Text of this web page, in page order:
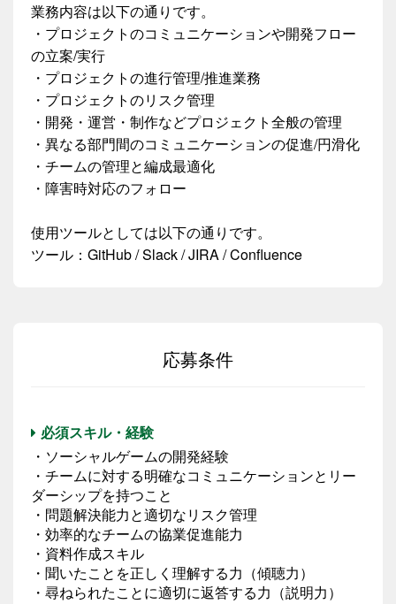
業務内容は以下の通りです。
・プロジェクトのコミュニケーションや開発フロー
の立案/実行
・プロジェクトの進行管理/推進業務
・プロジェクトのリスク管理
・開発・運営・制作などプロジェクト全般の管理
・異なる部門間のコミュニケーションの促進/円滑化
・チームの管理と編成最適化
・障害時対応のフォロー
使用ツールとしては以下の通りです。
ツール：GitHub / Slack / JIRA / Confluence
応募条件
必須スキル・経験
・ソーシャルゲームの開発経験
・チームに対する明確なコミュニケーションとリー
ダーシップを持つこと
・問題解決能力と適切なリスク管理
・効率的なチームの協業促進能力
・資料作成スキル
・聞いたことを正しく理解する力（傾聴力）
・尋ねられたことに適切に返答する力（説明力）